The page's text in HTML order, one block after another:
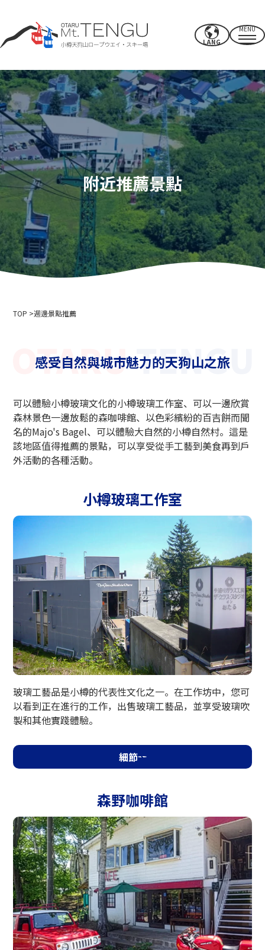
LANG
MENU
營業時間/費率
索道
夏季活動
冬季滑雪場
CAFE & SHOP
其他的
電源點/設施
附近推薦景點
如何度過你的時間
使用權
公司簡介
滑雪場使用條款與條件
相關連結
新雪谷安努普利國際滑雪場
小樽藤
新雪谷溫泉鄉 Ikoinoyu Inn 伊呂波
小樽市政府
小樽天狗山滑雪學校
附近推薦景點
TOP 週邊景點推薦
感受自然與城市魅力的天狗山之旅
可以體驗小樽玻璃文化的小樽玻璃工作室、可以一邊欣賞
森林景色一邊放鬆的森咖啡館、以色彩繽紛的百吉餅而聞
名的Majo's Bagel、可以體驗大自然的小樽自然村。這是
該地區值得推薦的景點，可以享受從手工藝到美食再到戶
外活動的各種活動。
小樽玻璃工作室
玻璃工藝品是小樽的代表性文化之一。在工作坊中，您可
以看到正在進行的工作，出售玻璃工藝品，並享受玻璃吹
製和其他實踐體驗。
細節
森野咖啡館